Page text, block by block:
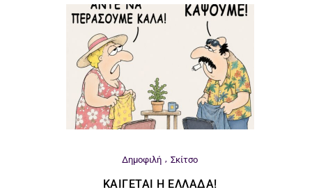
Δημοφιλή Σκίτσο
ΚΑΊΓΕΤΑΙ Η ΕΛΛΆΔΑ!